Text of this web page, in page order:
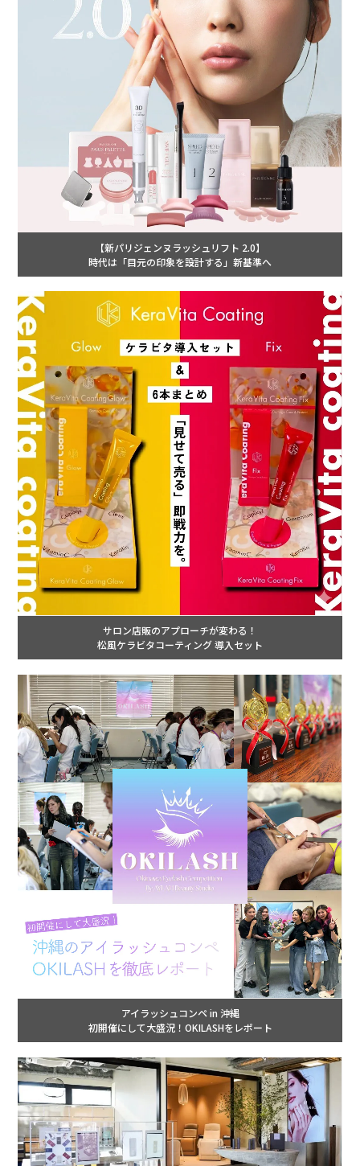
【新パリジェンヌラッシュリフト 2.0】
時代は「目元の印象を設計する」新基準へ
サロン店販のアプローチが変わる！
松風ケラビタコーティング 導入セット
アイラッシュコンペ in 沖縄
初開催にして大盛況！OKILASHをレポート